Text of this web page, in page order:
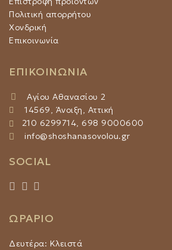
Πολιτική απορρήτου
Χονδρική
Επικοινωνία
ΕΠΙΚΟΙΝΩΝΙΑ
Αγίου Αθανασίου 2
14569, Άνοιξη, Αττική
210 6299714, 698 9000600
info@shoshanasovolou.gr
SOCIAL
ΩΡΑΡΙΟ
Δευτέρα: Κλειστά